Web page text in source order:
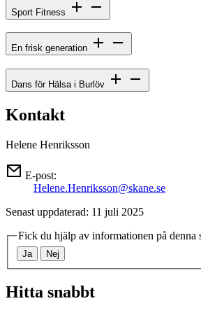
Sport Fitness
En frisk generation
Dans för Hälsa i Burlöv
Kontakt
Helene Henriksson
E-post:
Helene.Henriksson@skane.se
Senast uppdaterad: 11 juli 2025
Fick du hjälp av informationen på denna
Ja Nej
Hitta snabbt